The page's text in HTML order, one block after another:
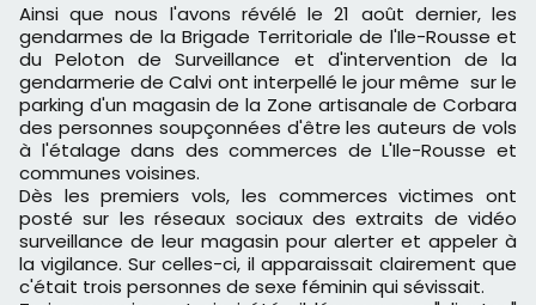
Ainsi que nous l'avons révélé le 21 août dernier, les
gendarmes de la Brigade Territoriale de l'Ile-Rousse et
du Peloton de Surveillance et d'intervention de la
gendarmerie de Calvi ont interpellé le jour même sur le
parking d'un magasin de la Zone artisanale de Corbara
des personnes soupçonnées d'être les auteurs de vols
à l'étalage dans des commerces de L'Ile-Rousse et
communes voisines.
Dès les premiers vols, les commerces victimes ont
posté sur les réseaux sociaux des extraits de vidéo
surveillance de leur magasin pour alerter et appeler à
la vigilance. Sur celles-ci, il apparaissait clairement que
c'était trois personnes de sexe féminin qui sévissait.